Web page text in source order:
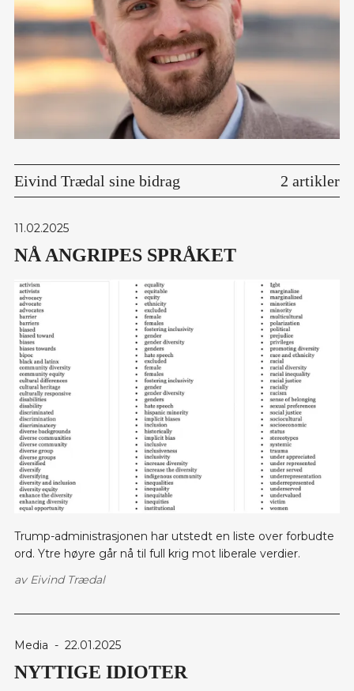
Eivind Trædal sine bidrag 2 artikler
11.02.2025
NÅ ANGRIPES SPRÅKET
Trump-administrasjonen har utstedt en liste over forbudte
ord. Ytre høyre går nå til full krig mot liberale verdier.
av Eivind Trædal
Media - 22.01.2025
NYTTIGE IDIOTER